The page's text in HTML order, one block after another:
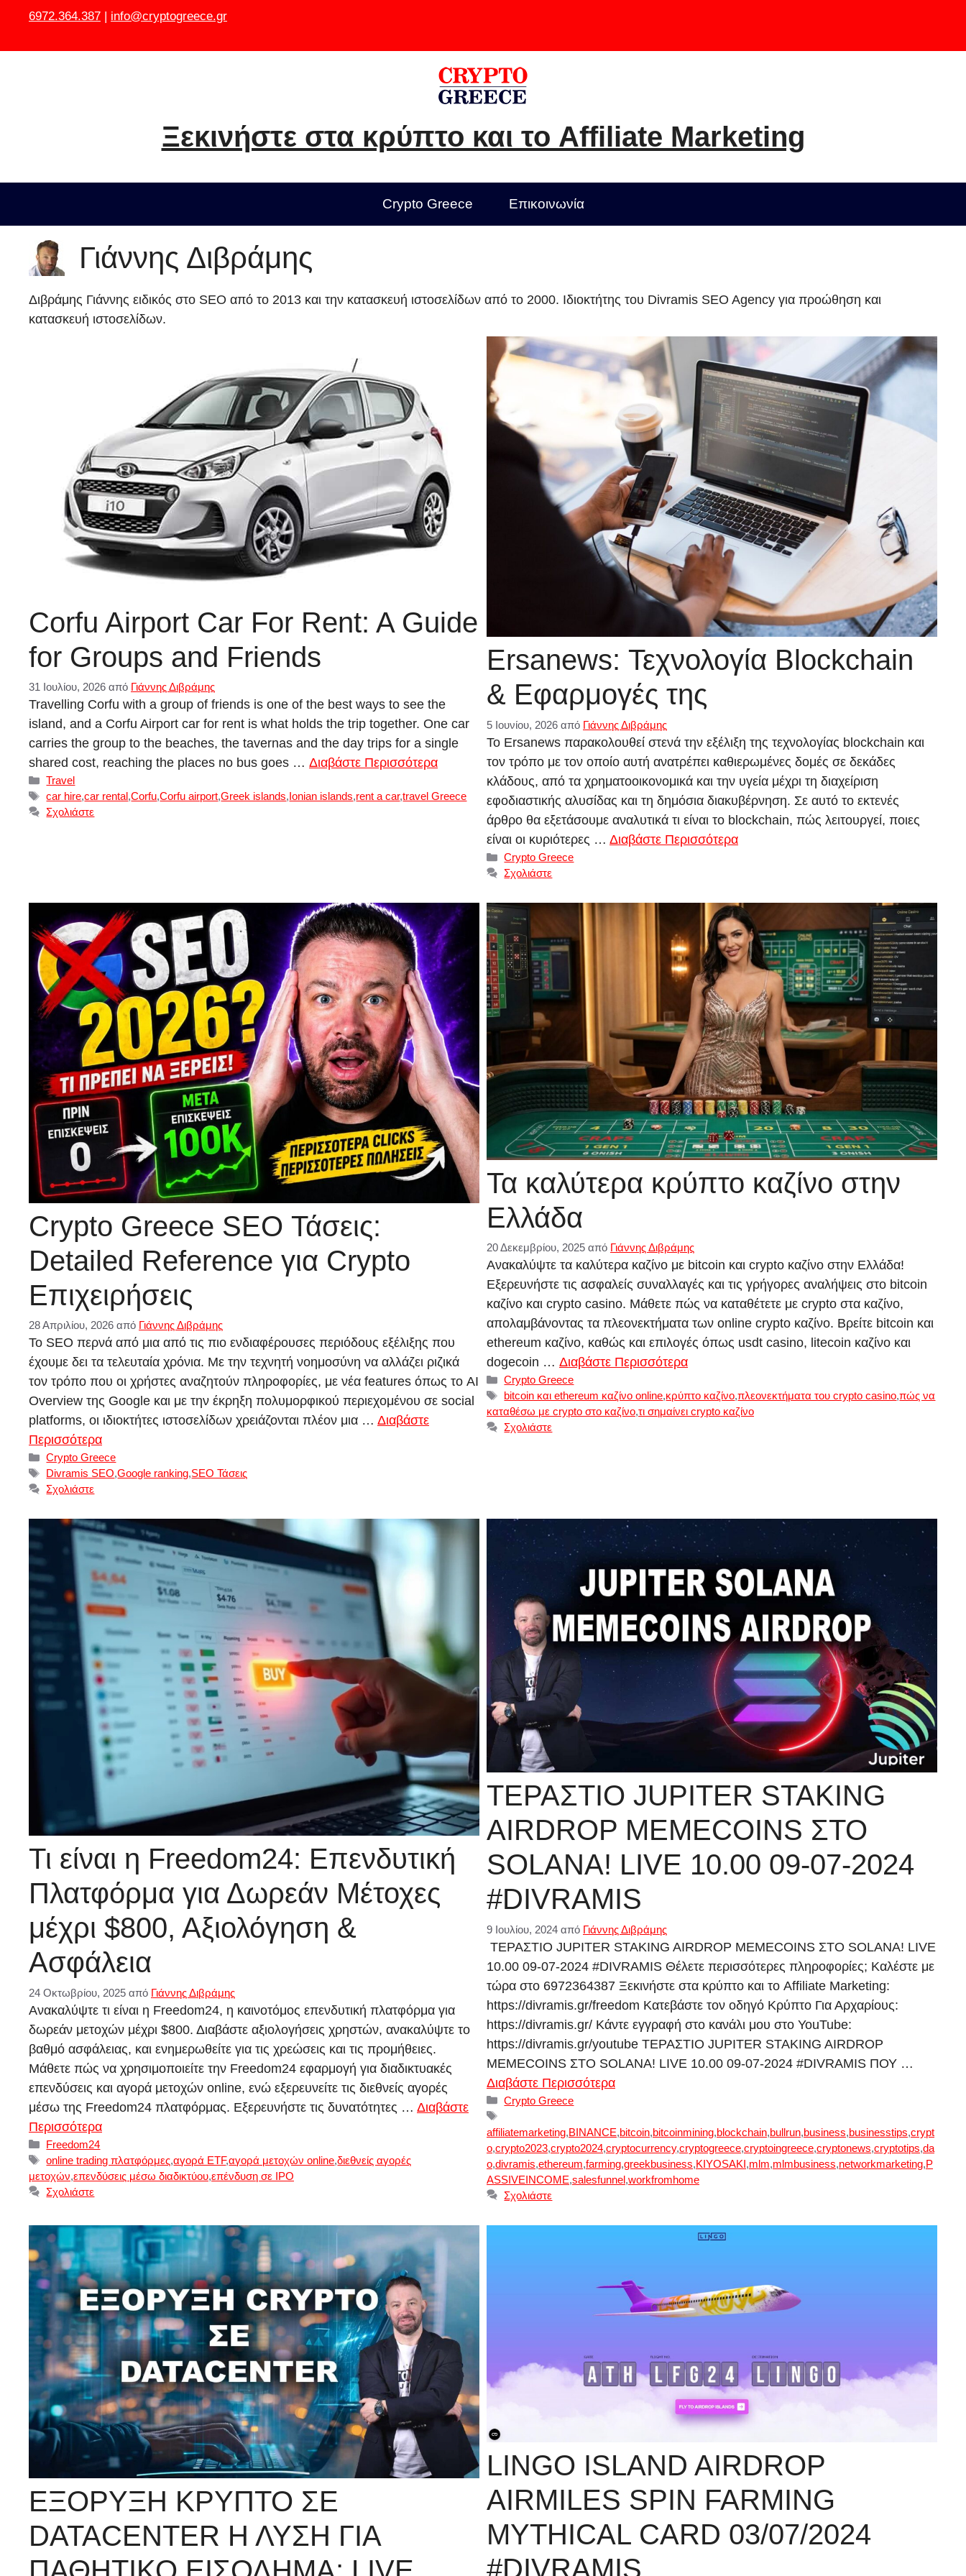
Μετάβαση
περιεχόμενο
6972.364.387 | info@cryptogreece.gr
Ξεκινήστε στα κρύπτο και το Affiliate Marketing
Crypto Greece Επικοινωνία
Γιάννης Διβράμης
Διβράμης Γιάννης ειδικός στο SEO από το 2013 και την κατασκευή ιστοσελίδων από το 2000. Ιδιοκτήτης του Divramis SEO Agency για προώθηση και
κατασκευή ιστοσελίδων.
Corfu Airport Car For Rent: A Guide
for Groups and Friends
31 Ιουλίου, 2026 από Γιάννης Διβράμης
Travelling Corfu with a group of friends is one of the best ways to see the
island, and a Corfu Airport car for rent is what holds the trip together. One car
carries the group to the beaches, the tavernas and the day trips for a single
shared cost, reaching the places no bus goes … Διαβάστε Περισσότερα
Κατηγορίες
Travel
Ετικέτες
car hire,car rental,Corfu,Corfu airport,Greek islands,Ionian islands,rent a car,travel Greece
Σχολιάστε
Ersanews: Τεχνολογία Blockchain
& Εφαρμογές της
5 Ιουνίου, 2026 από Γιάννης Διβράμης
Το Ersanews παρακολουθεί στενά την εξέλιξη της τεχνολογίας blockchain και
τον τρόπο με τον οποίο αυτή ανατρέπει καθιερωμένες δομές σε δεκάδες
κλάδους, από τα χρηματοοικονομικά και την υγεία μέχρι τη διαχείριση
εφοδιαστικής αλυσίδας και τη δημόσια διακυβέρνηση. Σε αυτό το εκτενές
άρθρο θα εξετάσουμε αναλυτικά τι είναι το blockchain, πώς λειτουργεί, ποιες
είναι οι κυριότερες … Διαβάστε Περισσότερα
Κατηγορίες
Crypto Greece
Σχολιάστε
Crypto Greece SEO Τάσεις:
Detailed Reference για Crypto
Επιχειρήσεις
28 Απριλίου, 2026 από Γιάννης Διβράμης
Το SEO περνά από μια από τις πιο ενδιαφέρουσες περιόδους εξέλιξης που
έχουμε δει τα τελευταία χρόνια. Με την τεχνητή νοημοσύνη να αλλάζει ριζικά
τον τρόπο που οι χρήστες αναζητούν πληροφορίες, με νέα features όπως το AI
Overview της Google και με την έκρηξη πολυμορφικού περιεχομένου σε social
platforms, οι ιδιοκτήτες ιστοσελίδων χρειάζονται πλέον μια … Διαβάστε
Περισσότερα
Κατηγορίες
Crypto Greece
Ετικέτες
Divramis SEO,Google ranking,SEO Τάσεις
Σχολιάστε
Τα καλύτερα κρύπτο καζίνο στην
Ελλάδα
20 Δεκεμβρίου, 2025 από Γιάννης Διβράμης
Ανακαλύψτε τα καλύτερα καζίνο με bitcoin και crypto καζίνο στην Ελλάδα!
Εξερευνήστε τις ασφαλείς συναλλαγές και τις γρήγορες αναλήψεις στο bitcoin
καζίνο και crypto casino. Μάθετε πώς να καταθέτετε με crypto στα καζίνο,
απολαμβάνοντας τα πλεονεκτήματα των online crypto καζίνο. Βρείτε bitcoin και
ethereum καζίνο, καθώς και επιλογές όπως usdt casino, litecoin καζίνο και
dogecoin … Διαβάστε Περισσότερα
Κατηγορίες
Crypto Greece
Ετικέτες
bitcoin και ethereum καζίνο online,κρύπτο καζίνο,πλεονεκτήματα του crypto casino,πώς να
καταθέσω με crypto στο καζίνο,τι σημαίνει crypto καζίνο
Σχολιάστε
Τι είναι η Freedom24: Επενδυτική
Πλατφόρμα για Δωρεάν Μέτοχες
μέχρι $800, Αξιολόγηση &
Ασφάλεια
24 Οκτωβρίου, 2025 από Γιάννης Διβράμης
Ανακαλύψτε τι είναι η Freedom24, η καινοτόμος επενδυτική πλατφόρμα για
δωρεάν μετοχών μέχρι $800. Διαβάστε αξιολογήσεις χρηστών, ανακαλύψτε το
βαθμό ασφάλειας, και ενημερωθείτε για τις χρεώσεις και τις προμήθειες.
Μάθετε πώς να χρησιμοποιείτε την Freedom24 εφαρμογή για διαδικτυακές
επενδύσεις και αγορά μετοχών online, ενώ εξερευνείτε τις διεθνείς αγορές
μέσω της Freedom24 πλατφόρμας. Εξερευνήστε τις δυνατότητες … Διαβάστε
Περισσότερα
Κατηγορίες
Freedom24
Ετικέτες
online trading πλατφόρμες,αγορά ETF,αγορά μετοχών online,διεθνείς αγορές
μετοχών,επενδύσεις μέσω διαδικτύου,επένδυση σε IPO
Σχολιάστε
ΤΕΡΑΣΤΙΟ JUPITER STAKING
AIRDROP MEMECOINS ΣΤΟ
SOLANA! LIVE 10.00 09-07-2024
#DIVRAMIS
9 Ιουλίου, 2024 από Γιάννης Διβράμης
ΤΕΡΑΣΤΙΟ JUPITER STAKING AIRDROP MEMECOINS ΣΤΟ SOLANA! LIVE
10.00 09-07-2024 #DIVRAMIS Θέλετε περισσότερες πληροφορίες; Καλέστε με
τώρα στο 6972364387 Ξεκινήστε στα κρύπτο και το Affiliate Marketing:
https://divramis.gr/freedom Κατεβάστε τον οδηγό Κρύπτο Για Αρχαρίους:
https://divramis.gr/ Κάντε εγγραφή στο κανάλι μου στο YouTube:
https://divramis.gr/youtube ΤΕΡΑΣΤΙΟ JUPITER STAKING AIRDROP
MEMECOINS ΣΤΟ SOLANA! LIVE 10.00 09-07-2024 #DIVRAMIS ΠΟΥ …
Διαβάστε Περισσότερα
Κατηγορίες
Crypto Greece
affiliatemarketing,BINANCE,bitcoin,bitcoinmining,blockchain,bullrun,business,businesstips,crypt
o,crypto2023,crypto2024,cryptocurrency,cryptogreece,cryptoingreece,cryptonews,cryptotips,da
o,divramis,ethereum,farming,greekbusiness,KIYOSAKI,mlm,mlmbusiness,networkmarketing,P
ASSIVEINCOME,salesfunnel,workfromhome
Σχολιάστε
ΕΞΟΡΥΞΗ ΚΡΥΠΤΟ ΣΕ
DATACENTER Η ΛΥΣΗ ΓΙΑ
LINGO ISLAND AIRDROP
AIRMILES SPIN FARMING
MYTHICAL CARD 03/07/2024
#DIVRAMIS